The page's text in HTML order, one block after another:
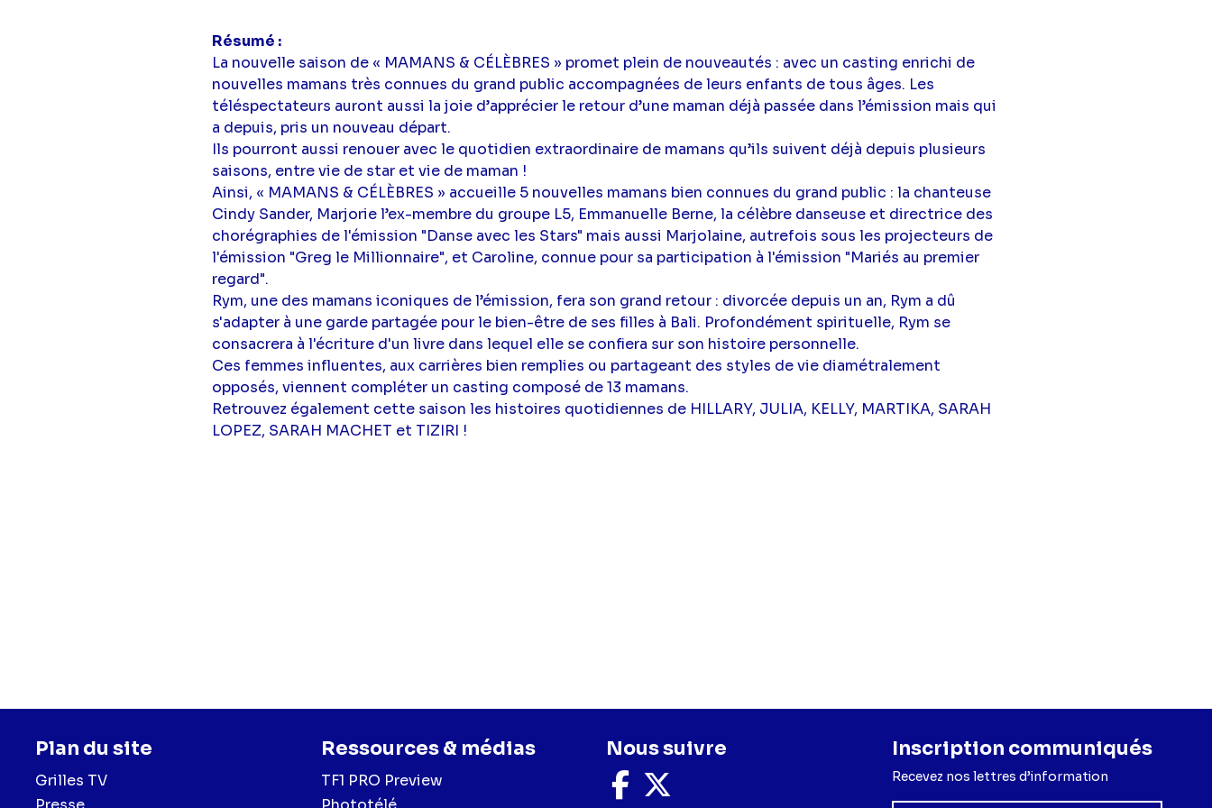
Résumé
La nouvelle saison de « MAMANS & CÉLÈBRES » promet plein de nouveautés : avec un casting enrichi de
nouvelles mamans très connues du grand public accompagnées de leurs enfants de tous âges. Les
téléspectateurs auront aussi la joie d’apprécier le retour d’une maman déjà passée dans l’émission mais qui
a depuis, pris un nouveau départ.
Ils pourront aussi renouer avec le quotidien extraordinaire de mamans qu’ils suivent déjà depuis plusieurs
saisons, entre vie de star et vie de maman !
Ainsi, « MAMANS & CÉLÈBRES » accueille 5 nouvelles mamans bien connues du grand public : la chanteuse
Cindy Sander, Marjorie l’ex-membre du groupe L5, Emmanuelle Berne, la célèbre danseuse et directrice des
chorégraphies de l'émission "Danse avec les Stars" mais aussi Marjolaine, autrefois sous les projecteurs de
l'émission "Greg le Millionnaire", et Caroline, connue pour sa participation à l'émission "Mariés au premier
regard".
Rym, une des mamans iconiques de l’émission, fera son grand retour : divorcée depuis un an, Rym a dû
s'adapter à une garde partagée pour le bien-être de ses filles à Bali. Profondément spirituelle, Rym se
consacrera à l'écriture d'un livre dans lequel elle se confiera sur son histoire personnelle.
Ces femmes influentes, aux carrières bien remplies ou partageant des styles de vie diamétralement
opposés, viennent compléter un casting composé de 13 mamans.
Retrouvez également cette saison les histoires quotidiennes de HILLARY, JULIA, KELLY, MARTIKA, SARAH
LOPEZ, SARAH MACHET et TIZIRI !
Plan du site
Grilles TV
Ressources & médias
TF1 PRO Preview
Nous suivre
Nous
suivre
Inscription communiqués
Recevez nos lettres d’information